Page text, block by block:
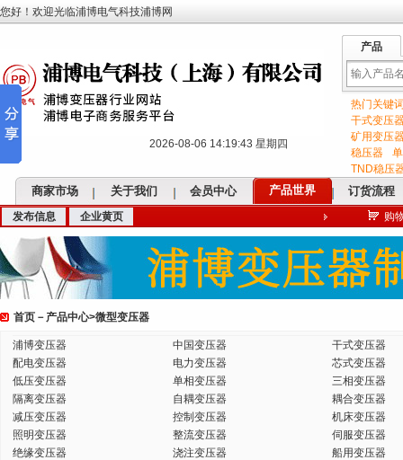
您好！欢迎光临浦博电气科技浦博网
2026-08-06 14:19:44 星期四
产品
输
键
热门关键
干式变压
矿用变压
稳压器
TND稳压
商家市场 关于我们 会员中心 产品世界 订货流程
发布信息 企业黄页 购
首页 － 产品中心>微型变压器
浦博变压器 中国变压器
干式变压器
配电变压器
电力变压器
芯式变压器
低压变压器
单相变压器
三相变压器
隔离变压器
自耦变压器
耦合变压器
减压变压器
控制变压器
机床变压器
照明变压器
整流变压器
伺服变压器
绝缘变压器
浇注变压器
船用变压器